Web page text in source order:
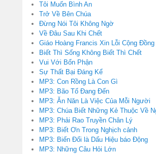
Tôi Muốn Bình An
Trở Về Bên Chúa
Đừng Nói Tôi Không Ngờ
Về Đâu Sau Khi Chết
Giáo Hoàng Francis Xin Lỗi Cộng Đồng
Biết Thì Sống Không Biết Thì Chết
Vui Với Bổn Phận
Sự Thất Bại Đáng Kể
MP3: Con Rồng Là Con Gì
MP3: Bão Tố Đang Đến
MP3: Ăn Năn Là Việc Của Mỗi Người
MP3: Chúa Biết Những Kẻ Thuộc Về
MP3: Phải Rao Truyền Chân Lý
MP3: Biết Ơn Trong Nghịch cảnh
MP3: Biến Đổi là Dấu Hiệu báo Động
MP3: Những Câu Hỏi Lớn